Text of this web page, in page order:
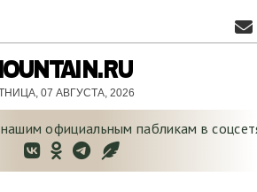
07 АВГУСТА, 2026
нашим официальнымпабликам в